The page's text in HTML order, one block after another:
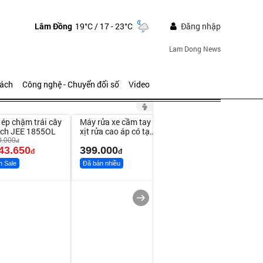
Lâm Đồng 19°C/ 17 - 23°C Đăng nhập
Lam Dong News
Công nghệ - Chuyển đổi số Video
chậm trái cây
JEE 1855OL
đ
đ
Sale
Máy rửa xe cầm tay
xịt rửa cao áp có tạo
399.000đ
Đã bán nhiều